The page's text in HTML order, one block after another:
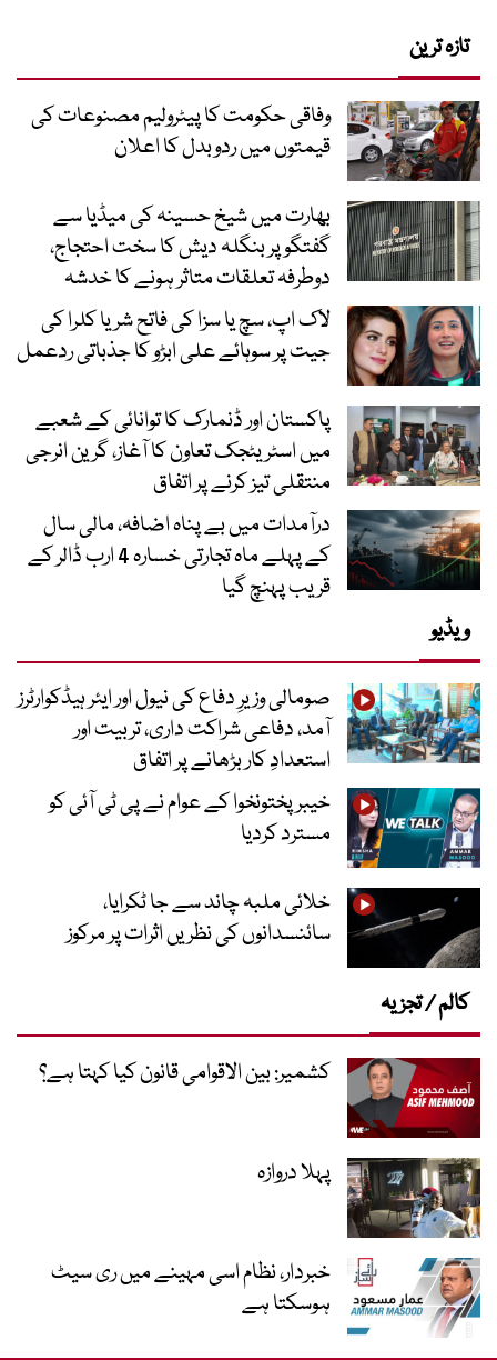
تازہ ترین
وفاقی حکومت کا پیٹرولیم مصنوعات کی
قیمتوں میں ردوبدل کا اعلان
بھارت میں شیخ حسینہ کی میڈیا سے
گفتگو پر بنگلہ دیش کا سخت احتجاج،
دوطرفہ تعلقات متاثر ہونے کا خدشہ
لاک اپ، سچ یا سزا کی فاتح شریا کلرا کی
جیت پر سوہائے علی ابڑو کا جذباتی ردعمل
پاکستان اور ڈنمارک کا توانائی کے شعبے
میں اسٹریٹجک تعاون کا آغاز، گرین انرجی
منتقلی تیز کرنے پر اتفاق
درآمدات میں بے پناہ اضافہ، مالی سال
کے پہلے ماہ تجارتی خسارہ 4 ارب ڈالر کے
قریب پہنچ گیا
ویڈیو
صومالی وزیرِ دفاع کی نیول اور ایئر ہیڈکوارٹرز
آمد، دفاعی شراکت داری، تربیت اور
استعدادِ کار بڑھانے پر اتفاق
خیبرپختونخوا کے عوام نے پی ٹی آئی کو
مسترد کردیا
خلائی ملبہ چاند سے جا ٹکرایا،
سائنسدانوں کی نظریں اثرات پر مرکوز
کالم / تجزیہ
کشمیر: بین الاقوامی قانون کیا کہتا ہے؟
پہلا دروازہ
خبردار، نظام اسی مہینے میں ری سیٹ
ہوسکتا ہے